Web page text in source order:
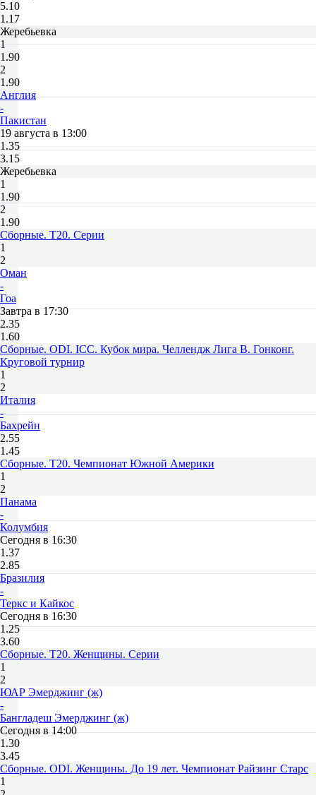
5.10
1.17
Жеребьевка
1
1.90
2
1.90
Англия
-
Пакистан
19 августа в 13:00
1.35
3.15
Жеребьевка
1
1.90
2
1.90
Сборные. T20. Серии
1
2
Оман
-
Гоа
Завтра в 17:30
2.35
1.60
Сборные. ODI. ICC. Кубок мира. Челлендж Лига B. Гонконг.
Круговой турнир
1
2
Италия
-
Бахрейн
2.55
1.45
Сборные. T20. Чемпионат Южной Америки
1
2
Панама
-
Колумбия
Сегодня в 16:30
1.37
2.85
Бразилия
-
Теркс и Кайкос
Сегодня в 16:30
1.25
3.60
Сборные. T20. Женщины. Серии
1
2
ЮАР Эмерджинг (ж)
-
Бангладеш Эмерджинг (ж)
Сегодня в 14:00
1.30
3.45
Сборные. ODI. Женщины. До 19 лет. Чемпионат Райзинг Старс
1